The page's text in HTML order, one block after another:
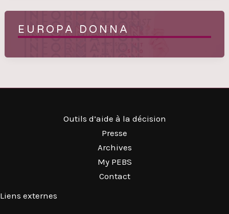
EUROPA DONNA
Outils d’aide à la décision
Presse
Archives
My PEBS
Contact
Liens externes